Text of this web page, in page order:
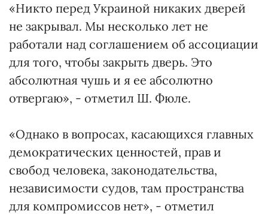
«Никто перед Украиной никаких дверей
не закрывал. Мы несколько лет не
работали над соглашением об ассоциации
для того, чтобы закрыть дверь. Это
абсолютная чушь и я ее абсолютно
отвергаю», - отметил Ш. Фюле.
«Однако в вопросах, касающихся главных
демократических ценностей, прав и
свобод человека, законодательства,
независимости судов, там пространства
для компромиссов нет», - отметил